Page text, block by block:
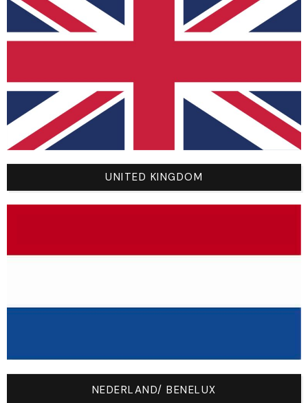
SHOP
NEW
BMX
MTB
ROAD
Contact
CONTACT US
UNITED KINGDOM
NEDERLAND/ BENELUX